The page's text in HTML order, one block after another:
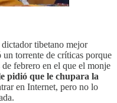
tibetano mejor
torrente de críticas porque
febrero en el que el monje
pidió que le chupara la
en Internet, pero no lo